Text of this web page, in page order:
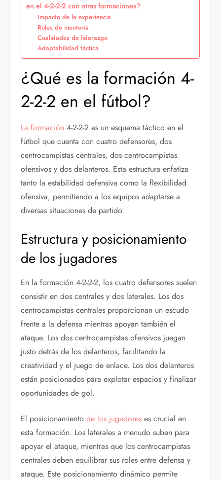
en el 4-2-2-2 con otras formaciones?
Impacto de la experiencia
Roles de mentoría
Cualidades de liderazgo
Adaptabilidad táctica
¿Qué es la formación 4-
2-2-2 en el fútbol?
La formación 4-2-2-2 es un esquema táctico en el
fútbol que cuenta con cuatro defensores, dos
centrocampistas centrales, dos centrocampistas
ofensivos y dos delanteros. Esta estructura enfatiza
tanto la estabilidad defensiva como la flexibilidad
ofensiva, permitiendo a los equipos adaptarse a
diversas situaciones de partido.
Estructura y posicionamiento
de los jugadores
En la formación 4-2-2-2, los cuatro defensores suelen
consistir en dos centrales y dos laterales. Los dos
centrocampistas centrales proporcionan un escudo
frente a la defensa mientras apoyan también el
ataque. Los dos centrocampistas ofensivos juegan
justo detrás de los delanteros, facilitando la
creatividad y el juego de enlace. Los dos delanteros
están posicionados para explotar espacios y finalizar
oportunidades de gol.
El posicionamientode los jugadores es crucial en
esta formación. Los laterales a menudo suben para
apoyar el ataque, mientras que los centrocampistas
centrales deben equilibrar sus roles entre defensa y
ataque. Este posicionamiento dinámico permite